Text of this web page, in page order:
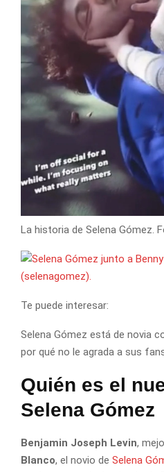
La historia de Selena Gómez.
Te puede interesar:
Selena Gómez está de novia
por qué no le agrada a sus
Quién es el
Selena Gómez
Benjamin Joseph Levin,
Blanco, el novio de Selena